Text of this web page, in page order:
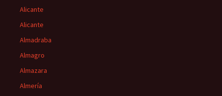
Alicante
Alicante
Almadraba
Almagro
Almazara
Almería